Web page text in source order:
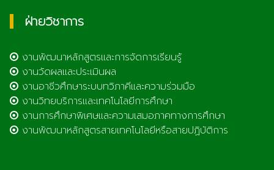
ฝ่ายวิชาการ
งานพัฒนาหลักสูตรและการจัดการเรียนรู้
งานวัดผลและประเมินผล
งานอาชีวศึกษาระบบทวิภาคีและความร่วมมือ
งานวิทยบริการและเทคโนโลยีการศึกษา
งานการศึกษาพิเศษและความเสมอภาคทางการศึกษา
งานพัฒนาหลักสูตรสายเทคโนโลยีหรือสายปฏิบัติการ